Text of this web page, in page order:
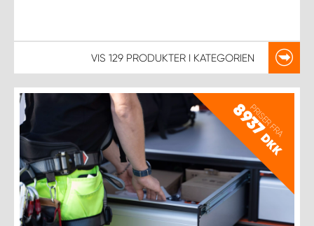
VIS 129 PRODUKTER I KATEGORIEN
PRISER FRA
8937
DKK